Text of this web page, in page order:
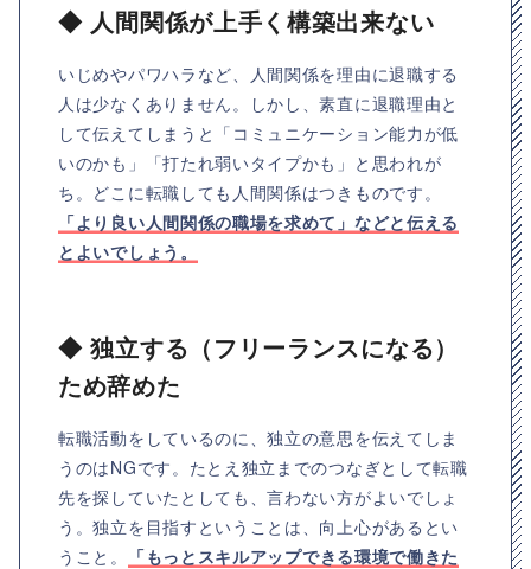
◆ 人間関係が上手く構築出来ない
いじめやパワハラなど、人間関係を理由に退職する
人は少なくありません。しかし、素直に退職理由と
して伝えてしまうと「コミュニケーション能力が低
いのかも」「打たれ弱いタイプかも」と思われが
ち。どこに転職しても人間関係はつきものです。
「より良い人間関係の職場を求めて」などと伝える
とよいでしょう。
◆ 独立する（フリーランスになる）
ため辞めた
転職活動をしているのに、独立の意思を伝えてしま
うのはNGです。たとえ独立までのつなぎとして転職
先を探していたとしても、言わない方がよいでしょ
う。独立を目指すということは、向上心があるとい
うこと。
「もっとスキルアップできる環境で働きた